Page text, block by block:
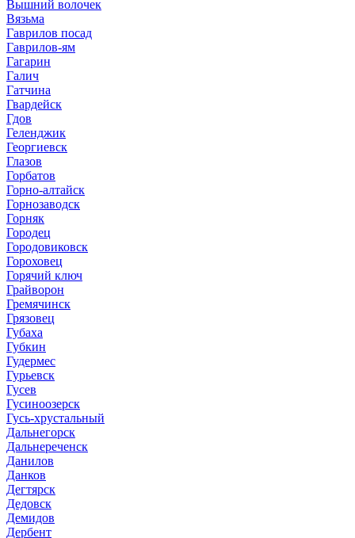
Вышний волочек
Вязьма
Гаврилов посад
Гаврилов-ям
Гагарин
Галич
Гатчина
Гвардейск
Гдов
Геленджик
Георгиевск
Глазов
Горбатов
Горно-алтайск
Горнозаводск
Горняк
Городец
Городовиковск
Гороховец
Горячий ключ
Грайворон
Гремячинск
Грязовец
Губаха
Губкин
Гудермес
Гурьевск
Гусев
Гусиноозерск
Гусь-хрустальный
Дальнегорск
Дальнереченск
Данилов
Данков
Дегтярск
Дедовск
Демидов
Дербент